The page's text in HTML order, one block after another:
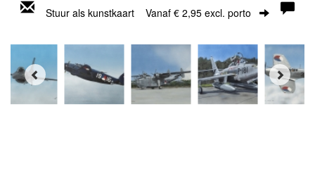
Stuur als kunstkaart Vanaf € 2,95 excl. porto